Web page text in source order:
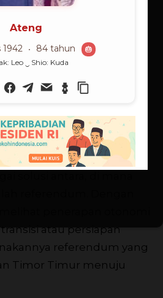
Indonesia dan Portugal
paket otonomi
antara kedua negara
prinsipil yang tidak
otonomi luas dapat
bagi masalah Timor
Portugal melihat tawaran
atau persiapan
referendum yang
Timor Timur menuju